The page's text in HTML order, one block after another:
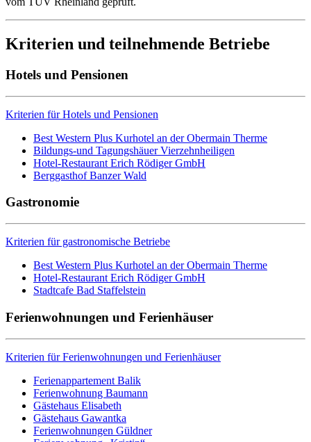
Kriterien und teilnehmende Betriebe
Hotels und Pensionen
Kriterien für Hotels und Pensionen
Best Western Plus Kurhotel an der Obermain Therme
Bildungs-und Tagungshäuer Vierzehnheiligen
Hotel-Restaurant Erich Rödiger GmbH
Berggasthof Banzer Wald
Gastronomie
Kriterien für gastronomische Betriebe
Best Western Plus Kurhotel an der Obermain Therme
Hotel-Restaurant Erich Rödiger GmbH
Stadtcafe Bad Staffelstein
Ferienwohnungen und Ferienhäuser
Kriterien für Ferienwohnungen und Ferienhäuser
Ferienappartement Balik
Ferienwohnung Baumann
Gästehaus Elisabeth
Gästehaus Gawantka
Ferienwohnungen Güldner